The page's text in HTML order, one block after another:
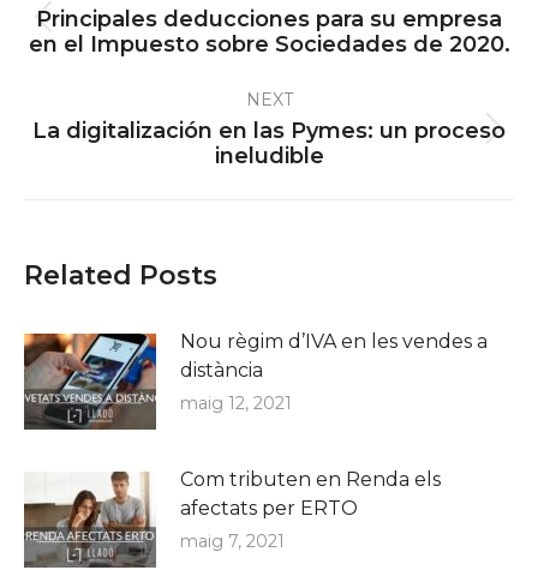
Previous
post:
Principales deducciones para su empresa
en el Impuesto sobre Sociedades de 2020.
NEXT
Next
post:
La digitalización en las Pymes: un proceso
ineludible
Related Posts
Nou règim d’IVA en les vendes a
distància
maig 12, 2021
Com tributen en Renda els
afectats per ERTO
maig 7, 2021